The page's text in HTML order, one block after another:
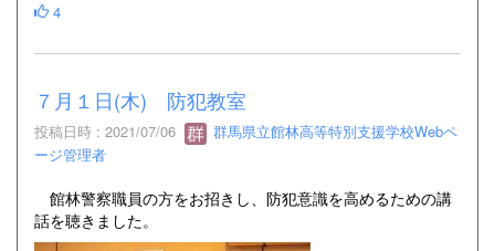
4
７月１日(木) 防犯教室
投稿日時 : 2021/07/06
群馬県立館林高等特別支援学校Webペ
ージ管理者
館林警察職員の方をお招きし、防犯意識を高めるための講
話を聴きました。